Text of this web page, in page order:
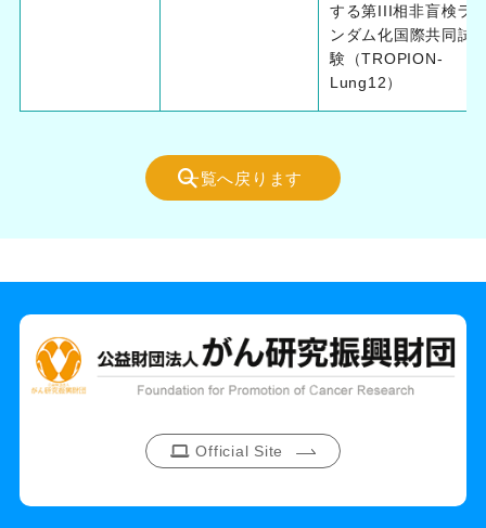
する第III相非盲検ラ
ンダム化国際共同試
験（TROPION-
Lung12）
一覧へ戻ります
Official Site